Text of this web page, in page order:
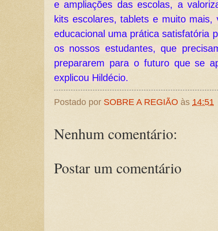
e ampliações das escolas, a
kits escolares, tablets e muito mais,
educacional uma prática satisfatória
os nossos estudantes, que
prepararem para o futuro que se
explicou Hildécio.
Postado por SOBRE A REGIÃO às 14:51
Nenhum comentário:
Postar um comentário